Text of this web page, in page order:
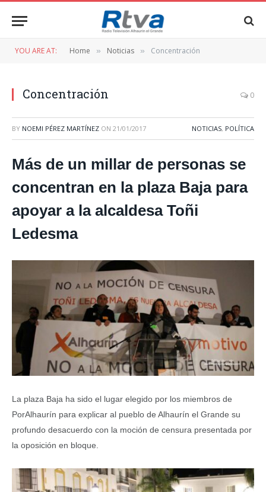
YOU ARE AT: Home » Noticias » Concentración
Concentración 0
BY NOEMI PÉREZ MARTÍNEZ ON 21/01/2017 NOTICIAS, POLÍTICA
Más de un millar de personas se
concentran en la plaza Baja para
apoyar a la alcaldesa Toñi
Ledesma
La plaza Baja ha sido el lugar elegido por los miembros de
PorAlhaurín para explicar al pueblo de Alhaurín el Grande su
profundo desacuerdo con la moción de censura presentada por
la oposición en bloque.